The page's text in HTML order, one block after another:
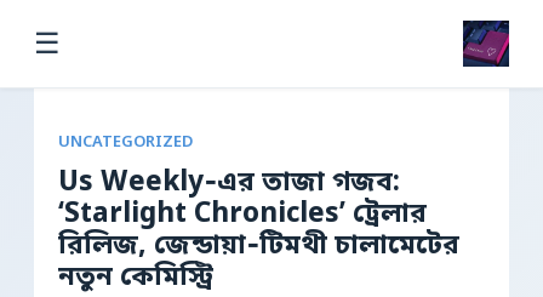
☰
UNCATEGORIZED
Us Weekly‑এর তাজা গজব:
‘Starlight Chronicles’ ট্রেলার
রিলিজ, জেন্ডায়া‑টিমথী চালামেটের
নতুন কেমিস্ট্রি